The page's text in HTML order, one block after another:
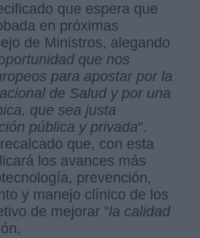
que espera que
en próximas
de Ministros, alegando
que nos
para apostar por la
de Salud y por una
que sea justa
pública y privada".
que, con esta
los avances más
prevención,
y manejo clínico de los
de mejorar "la calidad